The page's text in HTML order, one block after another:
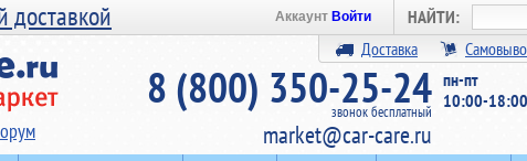
доставкой НАЙТИ:
Аккаунт Войти
Доставка
пн-пт
10:00-18:00
8 (800) 350-25-24
звонок бесплатный
market@car-care.ru